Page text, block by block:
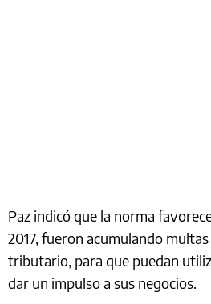
Paz indicó que la norma
2017, fueron acumulando
tributario, para que puedan
dar un impulso a sus negocios.